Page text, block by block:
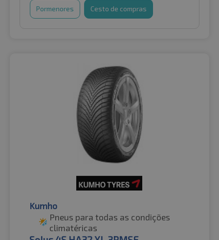
Pormenores Cesto de compras
Kumho
Pneus para todas as condições
climatéricas